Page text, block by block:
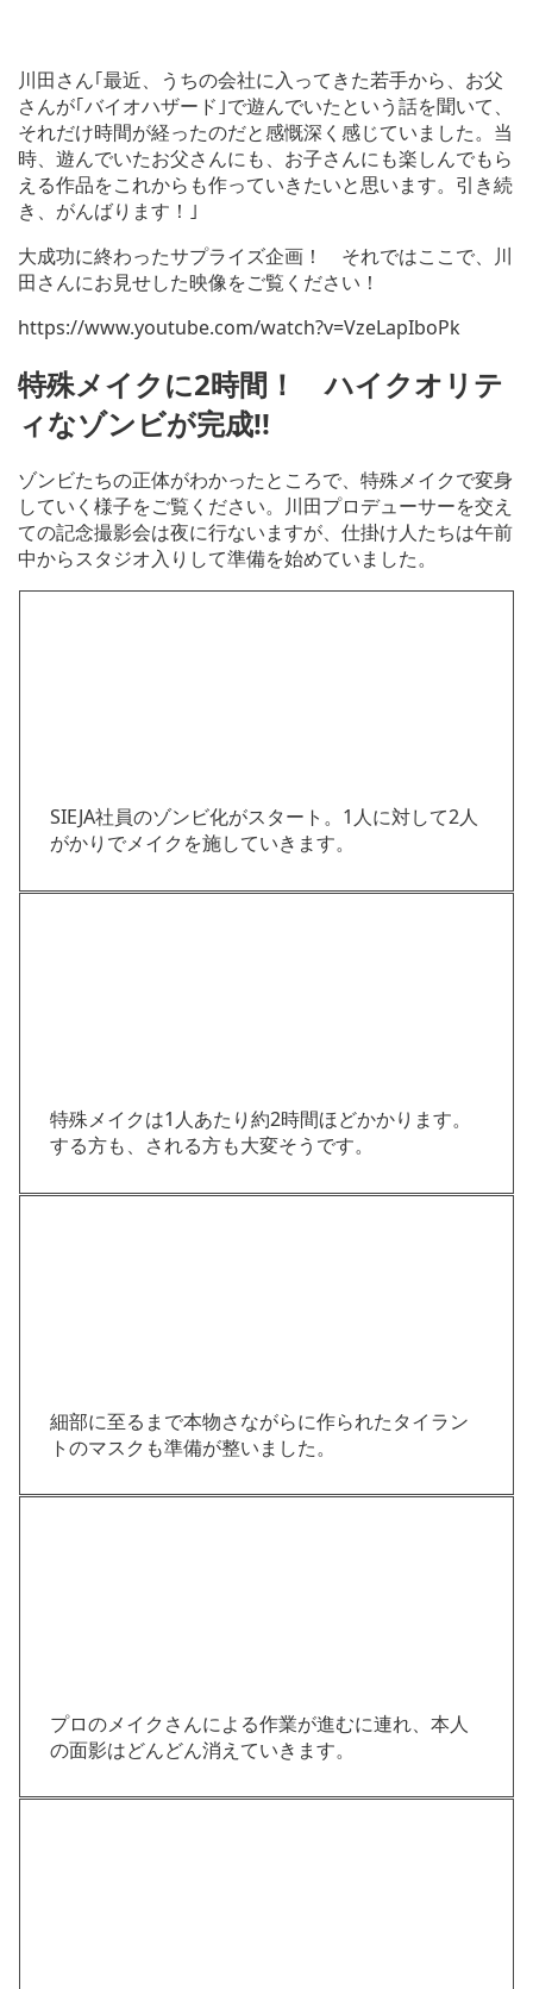
川田さん｢最近、うちの会社に入ってきた若手から、お父
さんが｢バイオハザード｣で遊んでいたという話を聞いて、
それだけ時間が経ったのだと感慨深く感じていました。当
時、遊んでいたお父さんにも、お子さんにも楽しんでもら
える作品をこれからも作っていきたいと思います。引き続
き、がんばります！｣
大成功に終わったサプライズ企画！ それではここで、川
田さんにお見せした映像をご覧ください！
https://www.youtube.com/watch?v=VzeLapIboPk
特殊メイクに2時間！ ハイクオリテ
ィなゾンビが完成!!
ゾンビたちの正体がわかったところで、特殊メイクで変身
していく様子をご覧ください。川田プロデューサーを交え
ての記念撮影会は夜に行ないますが、仕掛け人たちは午前
中からスタジオ入りして準備を始めていました。
SIEJA社員のゾンビ化がスタート。1人に対して2人
がかりでメイクを施していきます。
特殊メイクは1人あたり約2時間ほどかかります。
する方も、される方も大変そうです。
細部に至るまで本物さながらに作られたタイラン
トのマスクも準備が整いました。
プロのメイクさんによる作業が進むに連れ、本人
の面影はどんどん消えていきます。